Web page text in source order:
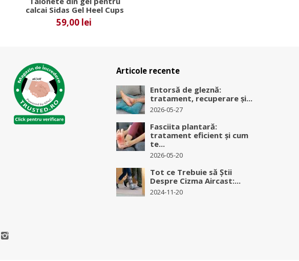
calcai Sidas Gel Heel Cups
59,00 lei
Articole recente
Entorsă de gleznă:
tratament, recuperare și...
2026-05-27
Fasciita plantară:
tratament eficient și cum
te...
2026-05-20
Tot ce Trebuie să Știi
Despre Cizma Aircast:...
2024-11-20